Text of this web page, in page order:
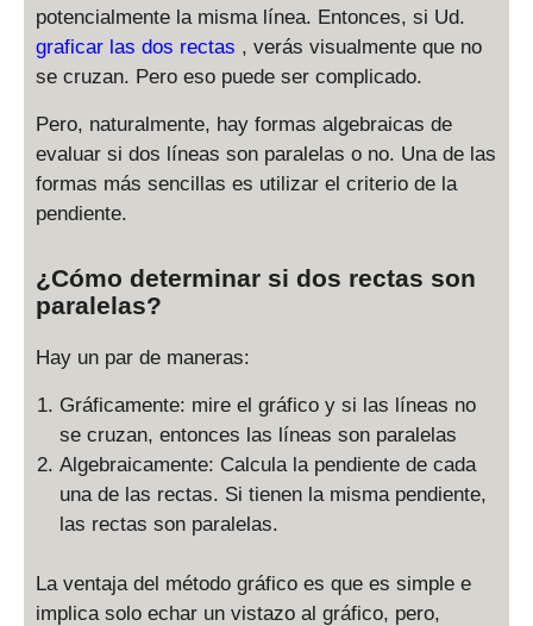
potencialmente la misma línea. Entonces, si Ud.
graficar las dos rectas , verás visualmente que no
se cruzan. Pero eso puede ser complicado.
Pero, naturalmente, hay formas algebraicas de
evaluar si dos líneas son paralelas o no. Una de las
formas más sencillas es utilizar el criterio de la
pendiente.
¿Cómo determinar si dos rectas son
paralelas?
Hay un par de maneras:
Gráficamente: mire el gráfico y si las líneas no
se cruzan, entonces las líneas son paralelas
Algebraicamente: Calcula la pendiente de cada
una de las rectas. Si tienen la misma pendiente,
las rectas son paralelas.
La ventaja del método gráfico es que es simple e
implica solo echar un vistazo al gráfico, pero,